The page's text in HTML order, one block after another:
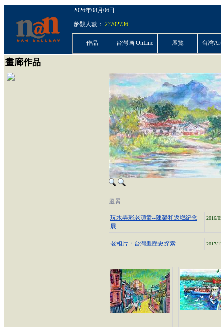
2026年08月06日
參觀人數： 23702736
作品 台灣画 OnLine 展覽 台灣
畫廊作品
風景
玩水弄彩老頑童--陳榮和返鄉紀念
展
2016/
老相片：台灣畫歷史探索 2017/